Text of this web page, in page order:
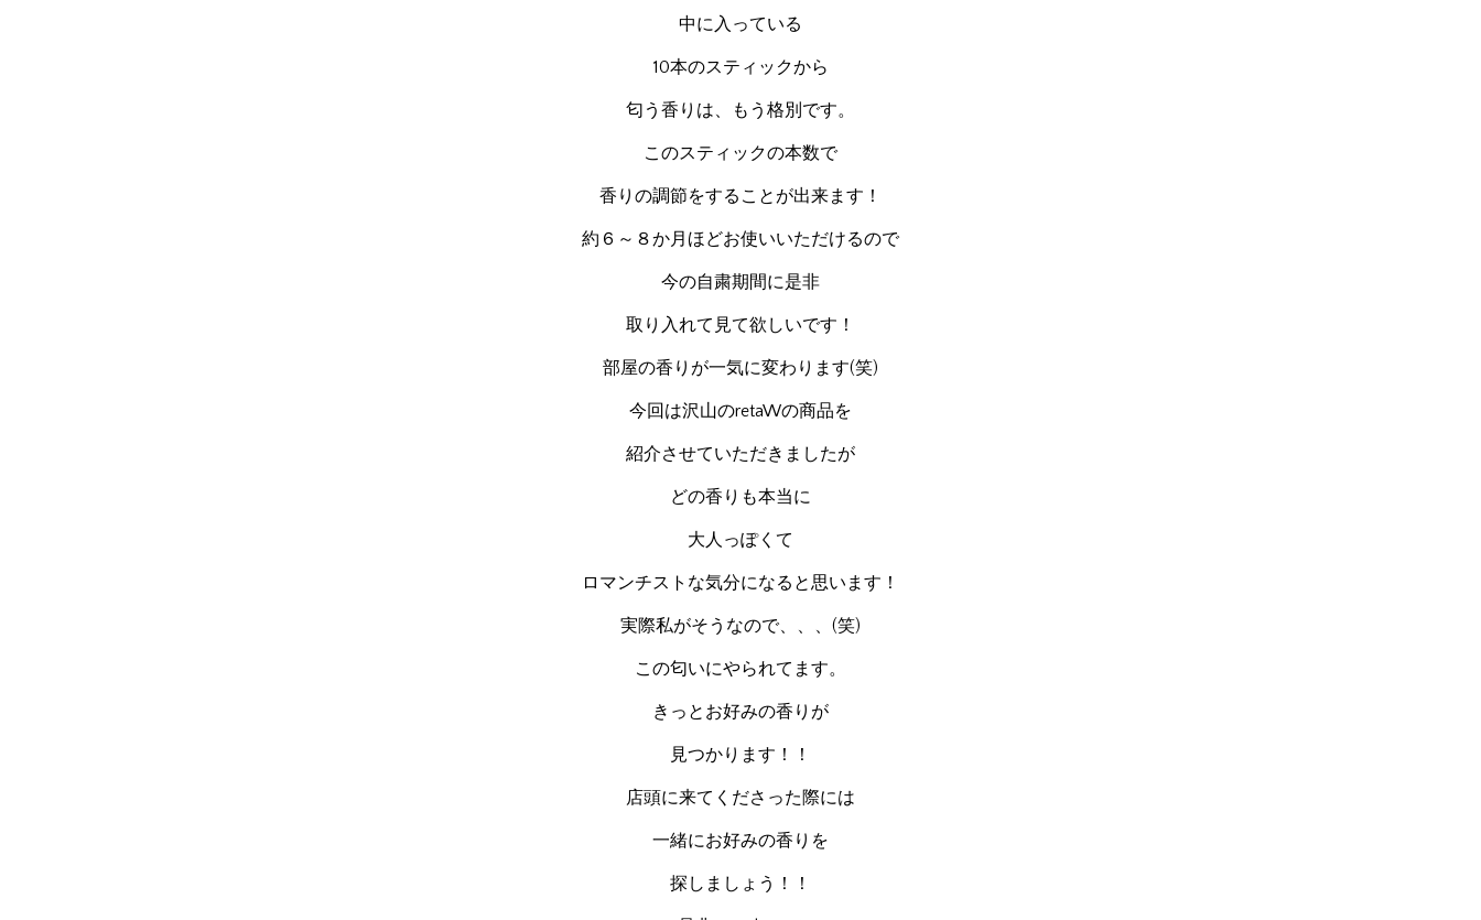
中に入っている
10本のスティックから
匂う香りは、もう格別です。
このスティックの本数で
香りの調節をすることが出来ます！
約６～８か月ほどお使いいただけるので
今の自粛期間に是非
取り入れて見て欲しいです！
部屋の香りが一気に変わります(笑)
今回は沢山のretaWの商品を
紹介させていただきましたが
どの香りも本当に
大人っぽくて
ロマンチストな気分になると思います！
実際私がそうなので、、、(笑)
この匂いにやられてます。
きっとお好みの香りが
見つかります！！
店頭に来てくださった際には
一緒にお好みの香りを
探しましょう！！